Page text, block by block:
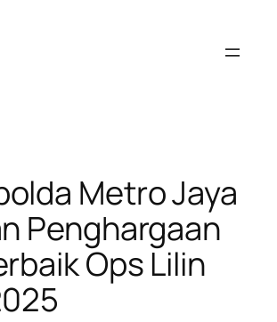
Metro Jaya
Penghargaan
Ops Lilin